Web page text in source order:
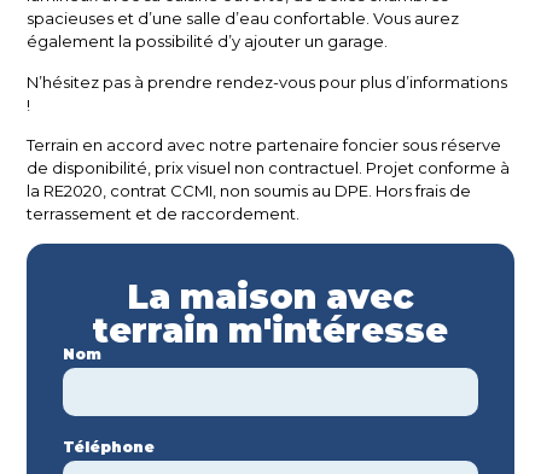
spacieuses et d’une salle d’eau confortable. Vous aurez
également la possibilité d’y ajouter un garage.
N’hésitez pas à prendre rendez-vous pour plus d’informations
!
Terrain en accord avec notre partenaire foncier sous réserve
de disponibilité, prix visuel non contractuel. Projet conforme à
la RE2020, contrat CCMI, non soumis au DPE. Hors frais de
terrassement et de raccordement.
La maison avec
terrain m'intéresse
Nom
Téléphone